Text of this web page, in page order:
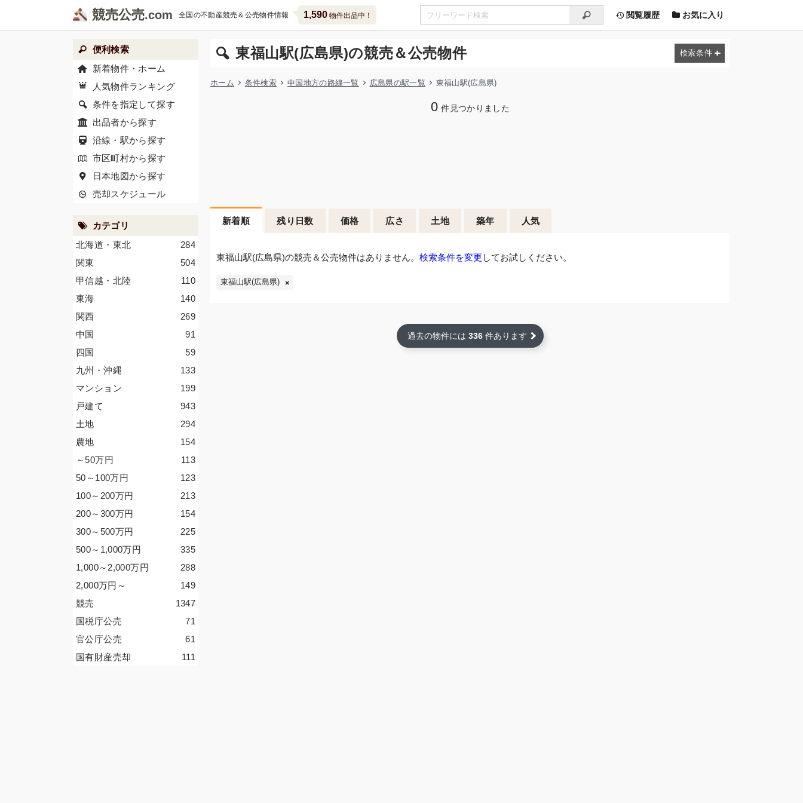
競売公売 全国の不動産競売＆公売物件情報 1,590物件出品中！ 閲覧履歴 お気に入り
東福山駅(広島県)の競売＆公売物件
ホーム 条件検索 中国地方の路線一覧 広島県の駅一覧 東福山駅(広島県)
0 件見つかりました
新着順 残り日数 価格 広さ 土地 築年 人気
東福山駅(広島県)の競売＆公売物件はありません。 検索条件を変更 してお試しください。
東福山駅(広島県)
過去の物件には 336 件あります
便利検索
新着物件・ホーム
人気物件ランキング
条件を指定して探す
出品者から探す
沿線・駅から探す
市区町村から探す
日本地図から探す
売却スケジュール
カテゴリ
284
北海道・東北
504
関東
110
甲信越・北陸
140
東海
269
関西
91
中国
59
四国
133
九州・沖縄
199
マンション
943
戸建て
294
土地
154
農地
113
～50万円
123
50～100万円
213
100～200万円
154
200～300万円
225
300～500万円
335
500～1,000万円
288
1,000～2,000万円
149
2,000万円 ～
1347
競売
71
国税庁公売
61
官公庁公売
111
国有財産売却